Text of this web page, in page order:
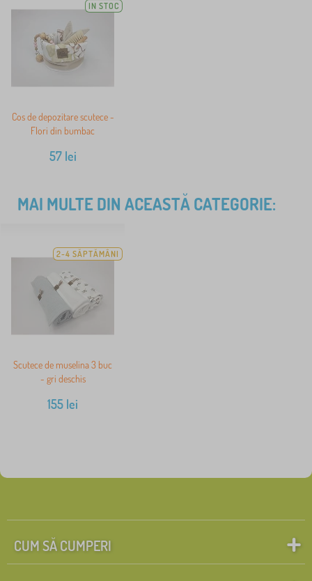
IN STOC
Cos de depozitare scutece -
Flori din bumbac
57lei
MAI MULTE DIN ACEASTĂ CATEGORIE:
2-4 SĂPTĂMÂNI
Scutece de muselina 3 buc
- gri deschis
155 lei
CUM SĂ CUMPERI